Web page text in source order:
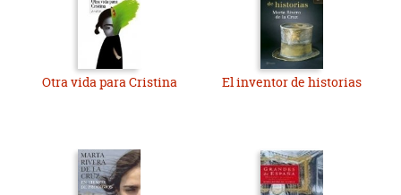
Otra vida para Cristina El inventor de historias